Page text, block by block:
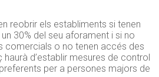
reobrir els establiments si tenen
30% del seu aforament i si no
comercials o no tenen accés des
d’establir mesures de control
per a persones majors de